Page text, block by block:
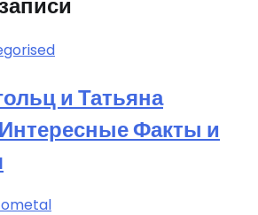
и Татьяна
Факты и